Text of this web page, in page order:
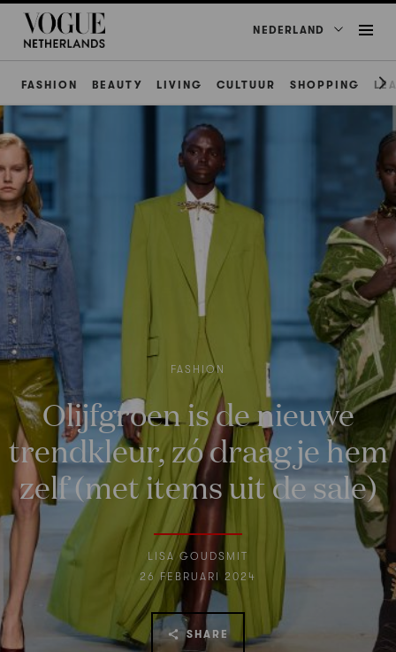
NEDERLAND
FASHION BEAUTY LIVING CULTUUR SHOPPING
FASHION
Olijfgroen is de nieuwe
trendkleur, zó draag je hem
zelf (met items uit de sale)
LISA GOUDSMIT
26 FEBRUARI 2024
SHARE